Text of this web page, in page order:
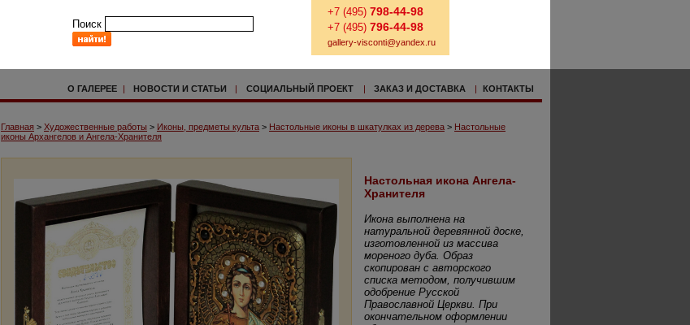
Поиск
+7 (495) 798-44-98
+7 (495) 796-44-98
gallery-visconti@yandex.ru
О ГАЛЕРЕЕ | НОВОСТИ И СТАТЬИ | СОЦИАЛЬНЫЙ ПРОЕКТ | ЗАКАЗ И ДОСТАВКА | КОНТАКТЫ
Главная > Художественные работы > Иконы, предметы культа > Настольные иконы в шкатулках из дерева > Настольные
иконы Архангелов и Ангела-Хранителя
Настольная икона Ангела-
Хранителя
Икона выполнена на
натуральной деревянной доске,
изготовленной из массива
мореного дуба. Образ
скопирован с авторского
списка методом, получившим
одобрение Русской
Православной Церкви. При
окончательном оформлении